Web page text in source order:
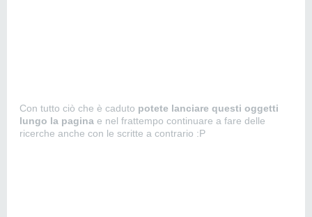
Con tutto ciò che è caduto potete lanciare questi oggetti
lungo la pagina e nel frattempo continuare a fare delle
ricerche anche con le scritte a contrario :P